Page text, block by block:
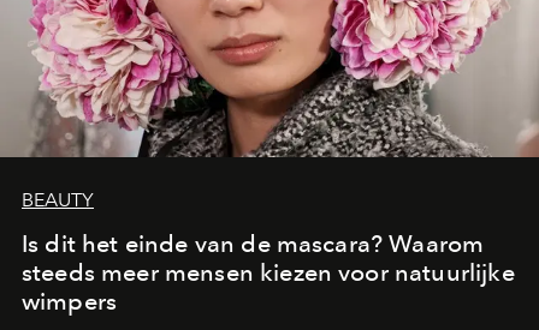
BEAUTY
Is dit het einde van de mascara? Waarom
steeds meer mensen kiezen voor natuurlijke
wimpers